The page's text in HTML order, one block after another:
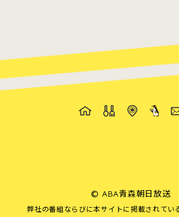
©ABA青森朝日放送
弊社の番組ならびに本サイトに掲載されてい